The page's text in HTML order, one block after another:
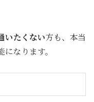
いたくない方も、本当
なります。